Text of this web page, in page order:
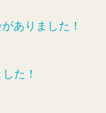
ありました！
た！